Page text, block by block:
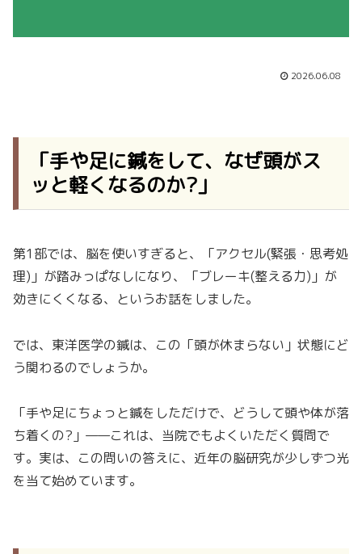
2026.06.08
「手や足に鍼をして、なぜ頭がス
ッと軽くなるのか?」
第1部では、脳を使いすぎると、「アクセル(緊張・思考処
理)」が踏みっぱなしになり、「ブレーキ(整える力)」が
効きにくくなる、というお話をしました。
では、東洋医学の鍼は、この「頭が休まらない」状態にど
う関わるのでしょうか。
「手や足にちょっと鍼をしただけで、どうして頭や体が落
ち着くの?」——これは、当院でもよくいただく質問で
す。実は、この問いの答えに、近年の脳研究が少しずつ光
を当て始めています。